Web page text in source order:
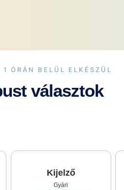
ÓRÁN BELÜL ELKÉSZÜL
választok
Kijelző
Gyári